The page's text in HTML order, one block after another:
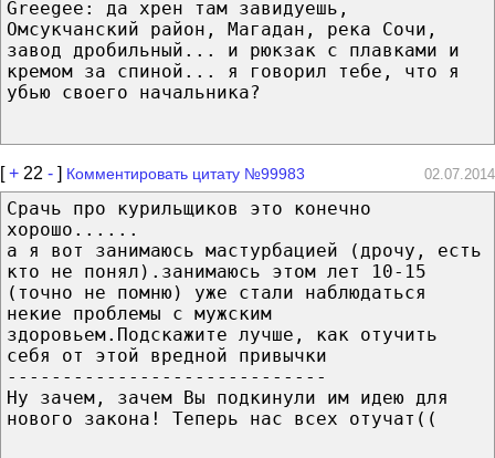
Greegee: да хрен там завидуешь,
Омсукчанский район, Магадан, река Сочи,
завод дробильный... и рюкзак с плавками и
кремом за спиной... я говорил тебе, что я
убью своего начальника?
[+ 22 - ] Комментировать цитату №99983 02.07.2014
Срачь про курильщиков это конечно
хорошо......
а я вот занимаюсь мастурбацией (дрочу, есть
кто не понял).занимаюсь этом лет 10-15
(точно не помню) уже стали наблюдаться
некие проблемы с мужским
здоровьем.Подскажите лучше, как отучить
себя от этой вредной привычки
-----------------------------
Ну зачем, зачем Вы подкинули им идею для
нового закона! Теперь нас всех отучат((